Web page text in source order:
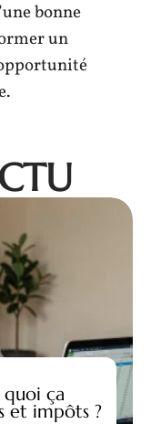
bonne
un
ça
et impôts ?